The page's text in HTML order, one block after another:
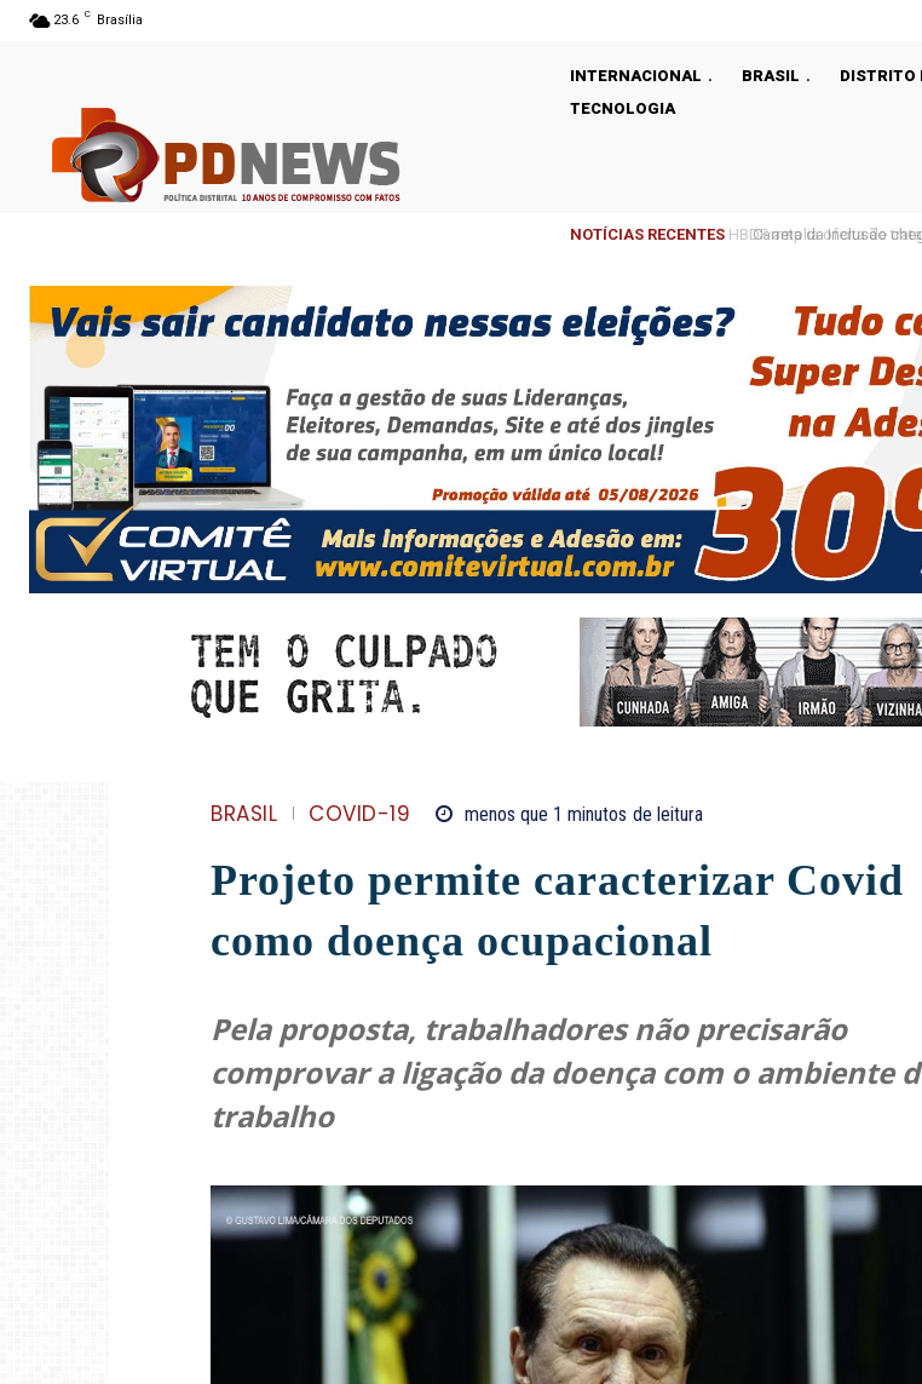
23.6 C Brasília
INTERNACIONAL BRASIL DISTRITO
TECNOLOGIA
NOTÍCIAS RECENTES Carreta da Inclusão
BRASIL COVID-19 menos que 1 minutos de leitura
Projeto permite caracterizar Covid
como doença ocupacional
Pela proposta, trabalhadores não precisarão
comprovar a ligação da doença com o ambiente
trabalho